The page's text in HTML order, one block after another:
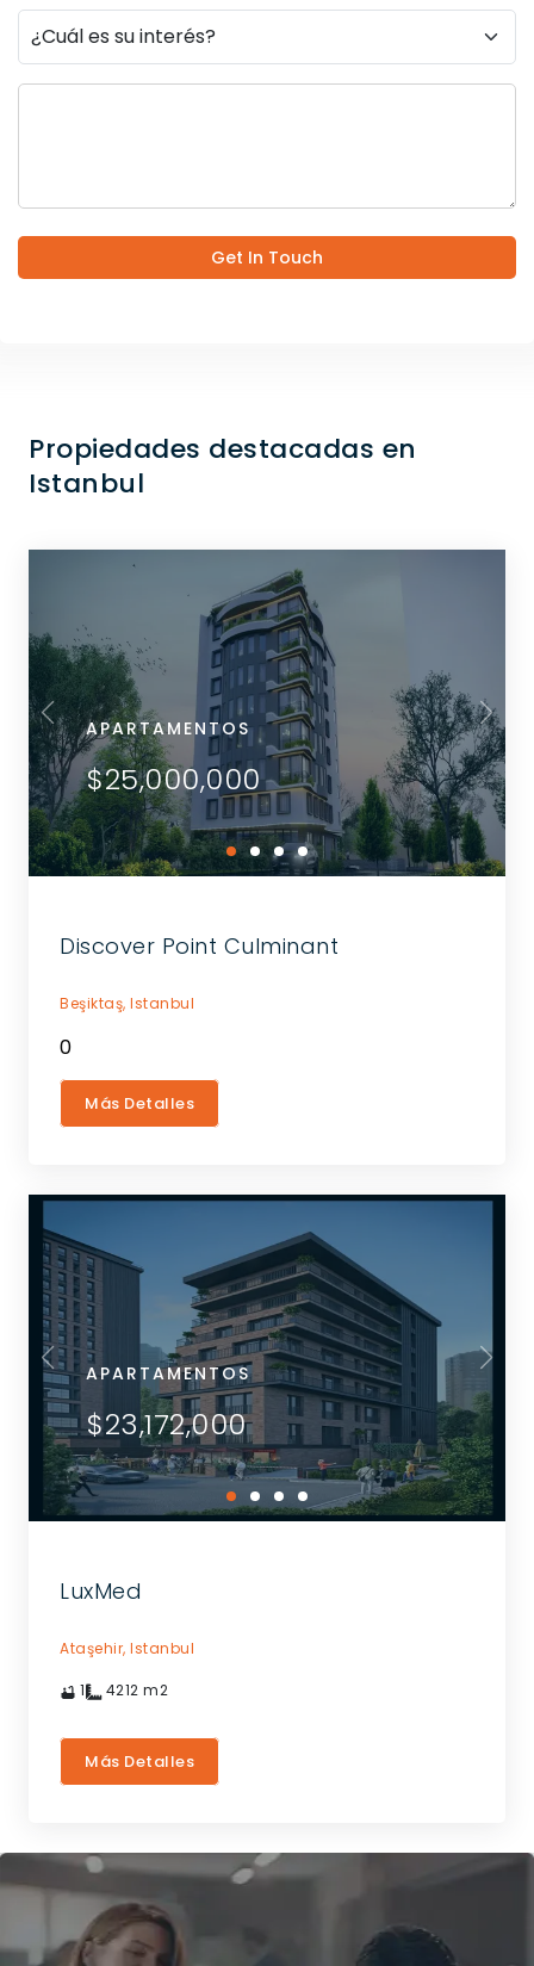
Get In Touch
Propiedades destacadas en
Istanbul
APARTAMENTOS
$25,000,000
Discover Point Culminant
Beşiktaş, Istanbul
0
Más Detalles
APARTAMENTOS
$23,172,000
LuxMed
Ataşehir, Istanbul
1 4212 m2
Más Detalles